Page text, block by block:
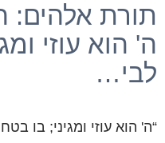
תורת אלהים:
ה' הוא עוזי
לבי…
“ה' הוא עוזי ומגיני; בו